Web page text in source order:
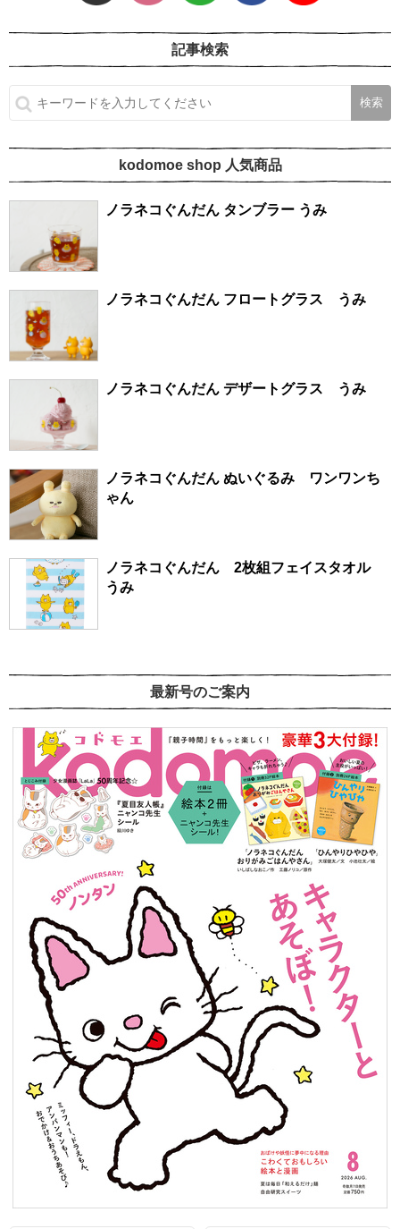
記事検索
kodomoe shop 人気商品
ノラネコぐんだん タンブラー うみ
ノラネコぐんだん フロートグラス うみ
ノラネコぐんだん デザートグラス うみ
ノラネコぐんだん ぬいぐるみ ワンワンち
ゃん
ノラネコぐんだん 2枚組フェイスタオル
うみ
最新号のご案内